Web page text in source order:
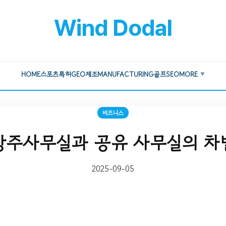
Wind Dodal
HOME스포츠특허GEO제조MANUFACTURING골프SEOMORE ▼
비즈니스
주사무실과 공유 사무실의 차
2025-09-05